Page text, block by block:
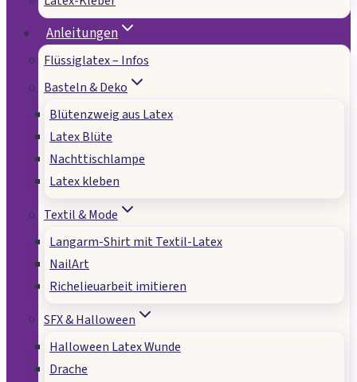
Anleitungen
Flüssiglatex – Infos
Basteln & Deko
Blütenzweig aus Latex
Latex Blüte
Nachttischlampe
Latex kleben
Textil & Mode
Langarm-Shirt mit Textil-Latex
NailArt
Richelieuarbeit imitieren
SFX & Halloween
Halloween Latex Wunde
Drache